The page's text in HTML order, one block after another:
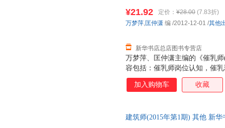
万梦萍、匡仲潇主编的《催乳
容包括：催乳师岗位认知，催
母乳喂养指导，产后回乳指导
事家庭服务行业管理实践的实
¥21.92 定价： ¥28.00 (7.83折)
新华书店总店图书专营店
万梦萍,匡仲潇 编 /2012-12-01 /其他
加入购物车 收藏
建筑师(2015年第1期) 其他 新